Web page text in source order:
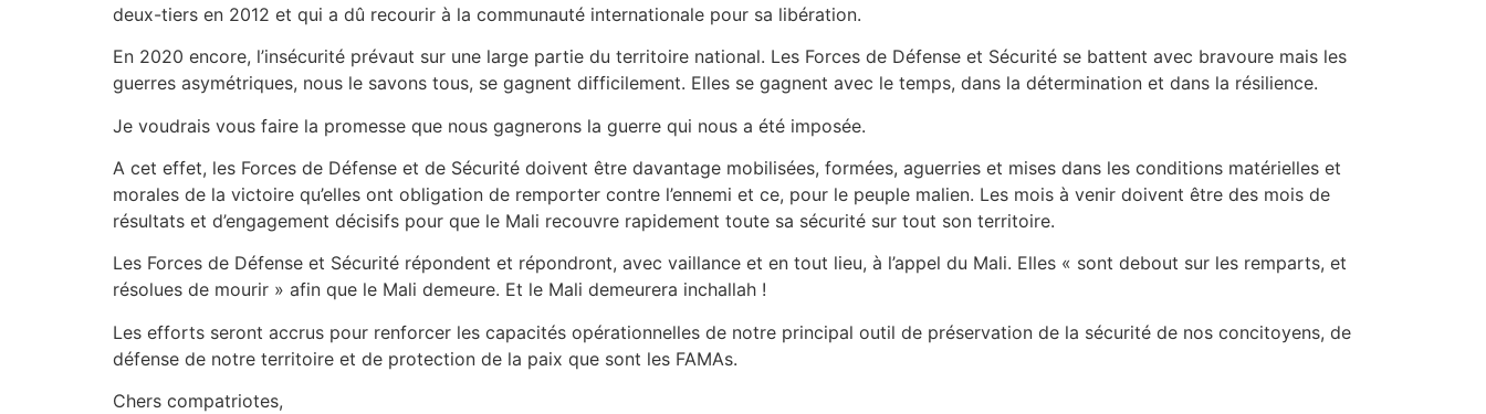
deux-tiers en 2012 et qui a dû recourir à la communauté internationale pour sa libération.
En 2020 encore, l’insécurité prévaut sur une large partie du territoire national. Les Forces de Défense et Sécurité se battent avec bravoure mais les
guerres asymétriques, nous le savons tous, se gagnent difficilement. Elles se gagnent avec le temps, dans la détermination et dans la résilience.
Je voudrais vous faire la promesse que nous gagnerons la guerre qui nous a été imposée.
A cet effet, les Forces de Défense et de Sécurité doivent être davantage mobilisées, formées, aguerries et mises dans les conditions matérielles et
morales de la victoire qu’elles ont obligation de remporter contre l’ennemi et ce, pour le peuple malien. Les mois à venir doivent être des mois de
résultats et d’engagement décisifs pour que le Mali recouvre rapidement toute sa sécurité sur tout son territoire.
Les Forces de Défense et Sécurité répondent et répondront, avec vaillance et en tout lieu, à l’appel du Mali. Elles « sont debout sur les remparts, et
résolues de mourir » afin que le Mali demeure. Et le Mali demeurera inchallah !
Les efforts seront accrus pour renforcer les capacités opérationnelles de notre principal outil de préservation de la sécurité de nos concitoyens, de
défense de notre territoire et de protection de la paix que sont les FAMAs.
Chers compatriotes,